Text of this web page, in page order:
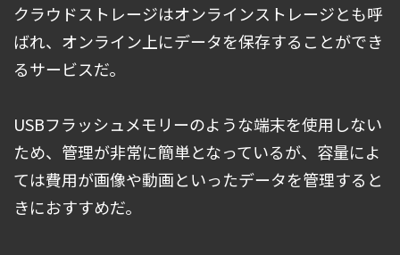
クラウドストレージはオンラインストレージとも呼
ばれ、オンライン上にデータを保存することができ
るサービスだ。
USBフラッシュメモリーのような端末を使用しない
ため、管理が非常に簡単となっているが、容量によ
ては費用が画像や動画といったデータを管理すると
きにおすすめだ。